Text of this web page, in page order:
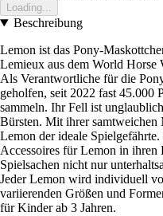
Loading...
Beschreibung
Lemon ist das Pony-
Lemieux aus dem World Horse
Als Verantwortliche für die
geholfen, seit 2022 fast 45.000
sammeln. Ihr Fell ist
Bürsten. Mit ihrer
Lemon der ideale
Accessoires für Lemon in
Spielsachen nicht nur
Jeder Lemon wird individuell
variierenden Größen und
für Kinder ab 3 Jahren.